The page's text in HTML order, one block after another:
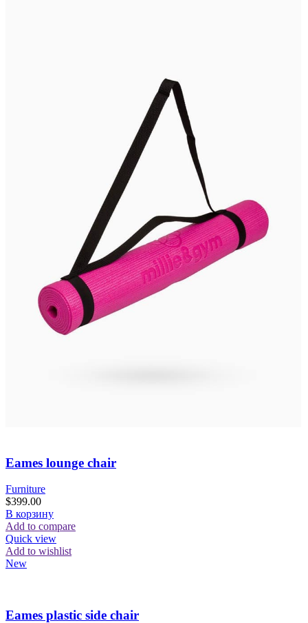
Eames lounge chair
Furniture
$399.00
В корзину
Add to compare
Quick view
Add to wishlist
New
Eames plastic side chair